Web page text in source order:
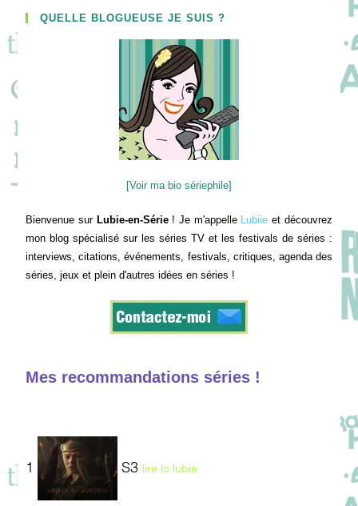
QUELLE BLOGUEUSE JE SUIS ?
[Voir ma bio sériephile]
Bienvenue sur Lubie-en-Série! Je m'appelle Lubiie et découvrez
mon blog spécialisé sur les séries TV et les festivals de séries :
interviews, citations, événements, festivals, critiques, agenda des
séries, jeux et plein d'autres idées en séries !
Mes recommandations séries !
1 S3 lire la lubie